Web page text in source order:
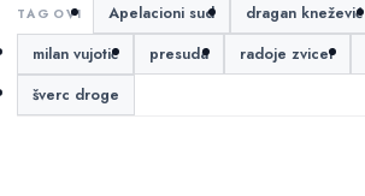
Apelacioni sud dragan knežević
milan vujotić
presuda radoje zvicer
šverc droge